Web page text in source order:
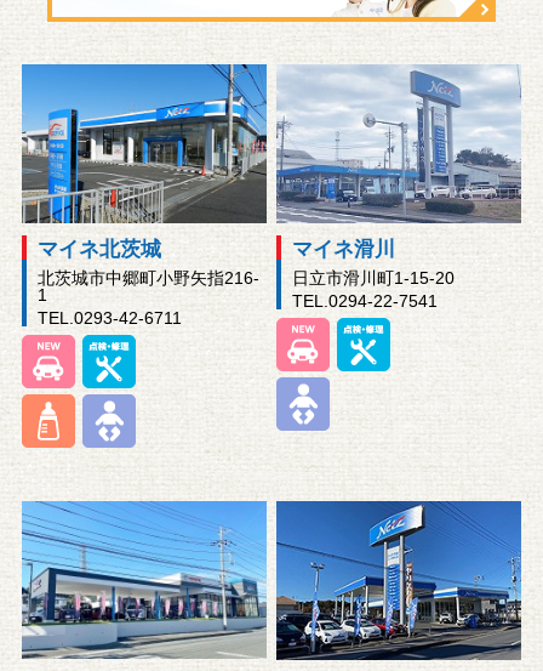
マイネ北茨城
北茨城市中郷町小野矢指216-
1
TEL.0293-42-6711
マイネ滑川
日立市滑川町1-15-20
TEL.0294-22-7541